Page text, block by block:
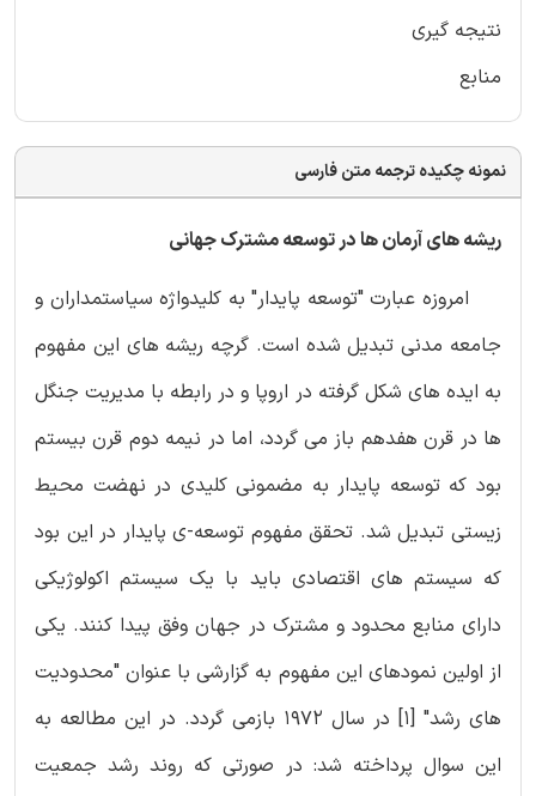
نتیجه گیری
منابع
نمونه چکیده ترجمه متن فارسی
ریشه های آرمان ها در توسعه مشترک جهانی
امروزه عبارت "توسعه پایدار" به کلیدواژه سیاستمداران و
جامعه مدنی تبدیل شده است. گرچه ریشه های این مفهوم
به ایده های شکل گرفته در اروپا و در رابطه با مدیریت جنگل
ها در قرن هفدهم باز می گردد، اما در نیمه دوم قرن بیستم
بود که توسعه پایدار به مضمونی کلیدی در نهضت محیط
زیستی تبدیل شد. تحقق مفهوم توسعه-ی پایدار در این بود
که سیستم های اقتصادی باید با یک سیستم اکولوژیکی
دارای منابع محدود و مشترک در جهان وفق پیدا کنند. یکی
از اولین نمودهای این مفهوم به گزارشی با عنوان "محدودیت
های رشد" [1] در سال 1972 بازمی گردد. در این مطالعه به
این سوال پرداخته شد: در صورتی که روند رشد جمعیت